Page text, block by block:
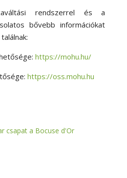
rendszerrel és a
bővebb információkat
https://mohu.hu/
https://oss.mohu.hu
csapat a Bocuse d'Or